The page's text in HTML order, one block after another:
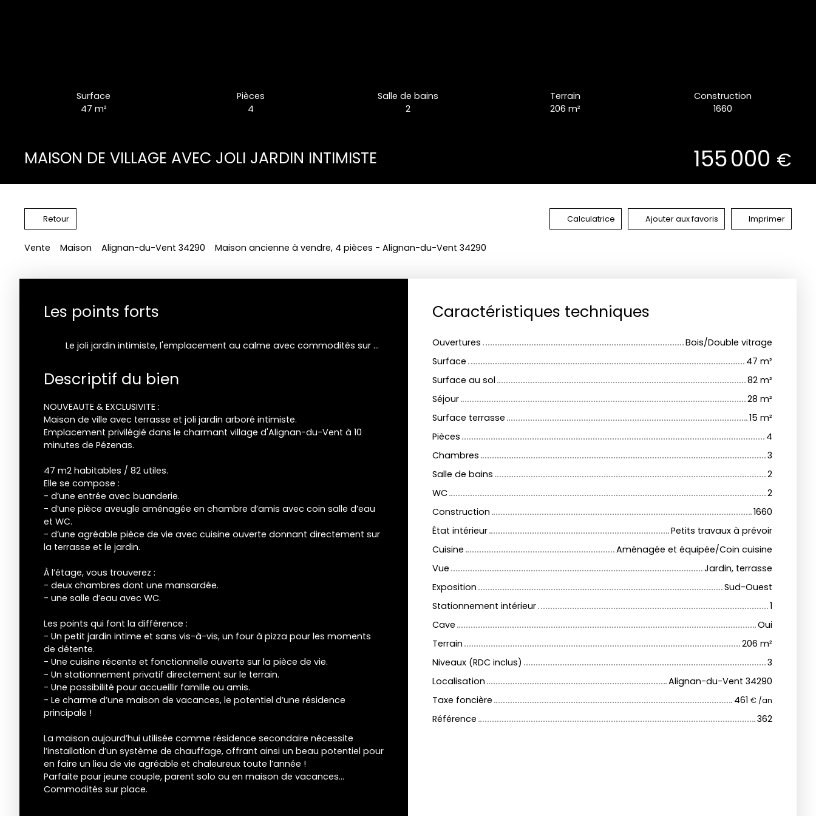
Surface
47 m²
Pièces
4
Salle de bains
2
Terrain
206 m²
Construction
1660
MAISON DE VILLAGE AVEC JOLI JARDIN INTIMISTE 155 000 €
Retour Calculatrice Ajouter aux favoris Imprimer
Vente Maison Alignan-du-Vent 34290 Maison ancienne à vendre, 4 pièces - Alignan-du-Vent 34290
Les points forts
Le joli jardin intimiste, l'emplacement au calme avec commodités sur place, 10' de Pézenas
Descriptif du bien
NOUVEAUTE & EXCLUSIVITE :
Maison de ville avec terrasse et joli jardin arboré intimiste.
Emplacement privilégié dans le charmant village d'Alignan-du-Vent à 10
minutes de Pézenas.
47 m2 habitables / 82 utiles.
Elle se compose :
- d’une entrée avec buanderie.
- d’une pièce aveugle aménagée en chambre d’amis avec coin salle d’eau
et WC.
- d’une agréable pièce de vie avec cuisine ouverte donnant directement sur
la terrasse et le jardin.
À l’étage, vous trouverez :
- deux chambres dont une mansardée.
- une salle d’eau avec WC.
Les points qui font la différence :
- Un petit jardin intime et sans vis-à-vis, un four à pizza pour les moments
de détente.
- Une cuisine récente et fonctionnelle ouverte sur la pièce de vie.
- Un stationnement privatif directement sur le terrain.
- Une possibilité pour accueillir famille ou amis.
- Le charme d’une maison de vacances, le potentiel d’une résidence
principale !
La maison aujourd’hui utilisée comme résidence secondaire nécessite
l’installation d’un système de chauffage, offrant ainsi un beau potentiel pour
en faire un lieu de vie agréable et chaleureux toute l’année !
Parfaite pour jeune couple, parent solo ou en maison de vacances…
Commodités sur place.
Caractéristiques techniques
Ouvertures
Bois/Double vitrage
Surface
47 m²
Surface au sol
82 m²
Séjour
28 m²
Surface terrasse
15 m²
Pièces
4
Chambres
3
Salle de bains
2
WC
2
Construction
1660
État intérieur
Petits travaux à prévoir
Cuisine
Aménagée et équipée/Coin cuisine
Vue
Jardin, terrasse
Exposition
Sud-Ouest
Stationnement intérieur
1
Cave
Oui
Terrain
206 m²
Niveaux (RDC inclus)
3
Localisation
Alignan-du-Vent 34290
Taxe foncière
461 € /an
Référence 362